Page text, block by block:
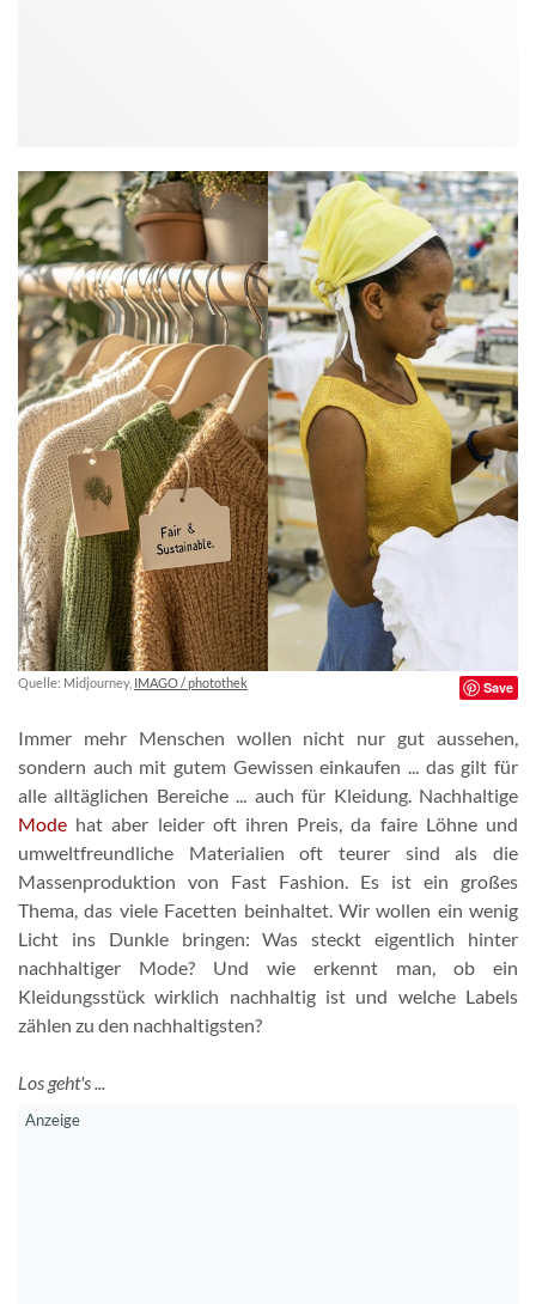
Quelle: Midjourney, IMAGO / photothek Save
Immer mehr Menschen wollen nicht nur gut aussehen,
sondern auch mit gutem Gewissen einkaufen ... das gilt für
alle alltäglichen Bereiche ... auch für Kleidung. Nachhaltige
Mode hat aber leider oft ihren Preis, da faire Löhne und
umweltfreundliche Materialien oft teurer sind als die
Massenproduktion von Fast Fashion. Es ist ein großes
Thema, das viele Facetten beinhaltet. Wir wollen ein wenig
Licht ins Dunkle bringen: Was steckt eigentlich hinter
nachhaltiger Mode? Und wie erkennt man, ob ein
Kleidungsstück wirklich nachhaltig ist und welche Labels
zählen zu den nachhaltigsten?
Los geht's ...